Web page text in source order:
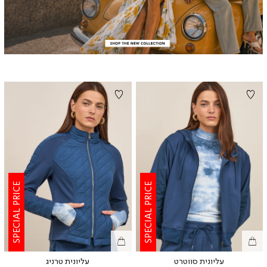
SPECIAL PRICE
עליונית סווטרט
SPECIAL PRICE
עליונית טרניג